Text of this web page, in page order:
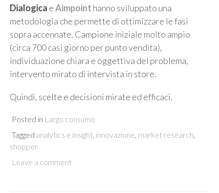
Dialogica eAimpoint hanno sviluppato una
metodologia che permette di ottimizzare le fasi
sopra accennate. Campione iniziale molto ampio
(circa 700 casi giorno per punto vendita),
individuazione chiara e oggettiva del problema,
intervento mirato di intervista in store.
Quindi, scelte e decisioni mirate ed efficaci.
Posted in Largo consumo
Tagged analytics e insight innovazione market research
shopper
Leave a comment